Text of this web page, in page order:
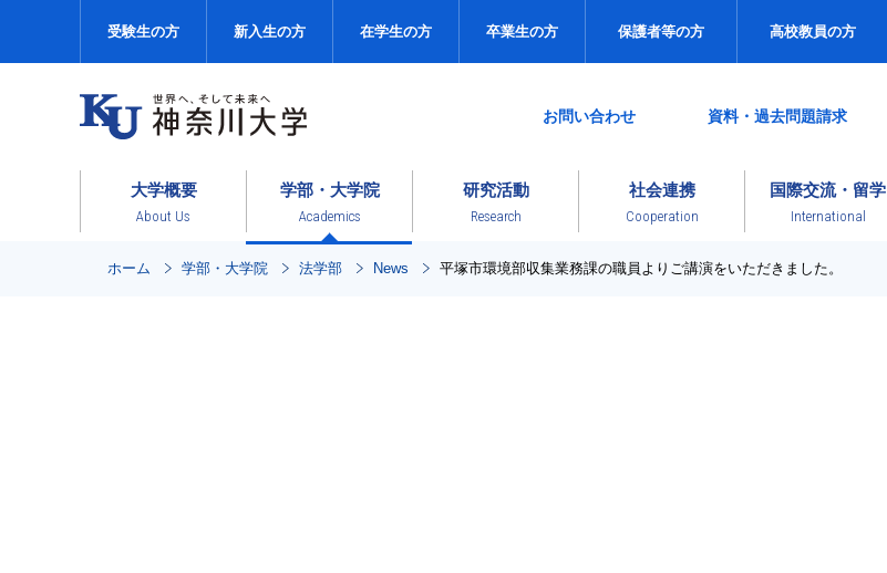
受験生の方 新入生の方 在学生の方 卒業生の方 保護者等の方 高校教員の方
お問い合わせ 資料・過去問題請求
大学概要
About Us
学部・大学院
Academics
研究活動
Research
社会連携
Cooperation
国際交流・留学
International
ホーム 学部・大学院 法学部 News 平塚市環境部収集業務課の職員よりご講演をいただきました。